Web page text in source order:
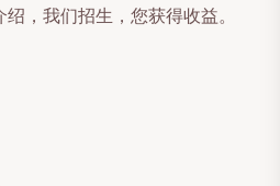
，我们招生，您获得收益。